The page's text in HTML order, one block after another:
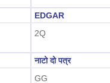
EDGAR
2Q
नाटो दो पत्र
GG